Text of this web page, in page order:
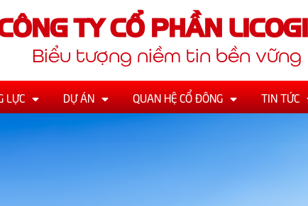
TY CỔ PHẦN
Biểu tượng niềm tin bền vững
LỰC DỰ ÁN QUAN HỆ CỔ ĐÔNG TIN TỨC